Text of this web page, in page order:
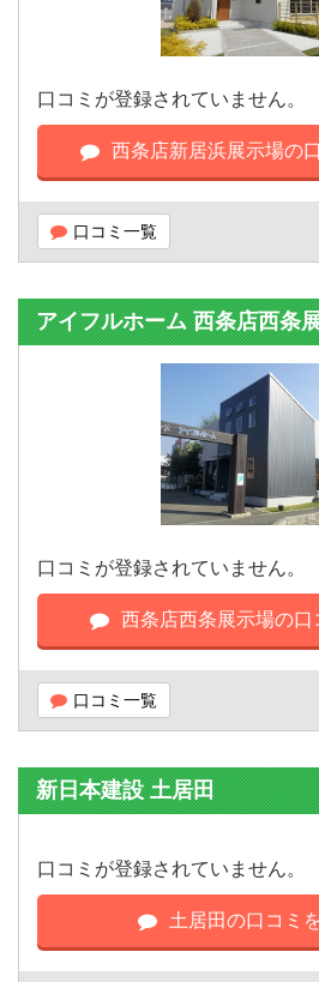
口コミが登録されていません。
西条店新居浜展示場の
口コミ一覧
アイフルホーム 西条店西条
口コミが登録されていません。
西条店西条展示場の口
口コミ一覧
新日本建設 土居田
口コミが登録されていません。
土居田の口コミ